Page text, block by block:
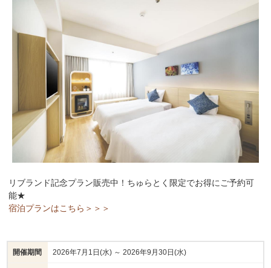
・ショートケーキ
・黒糖ロールケーキ
・抹茶ティラミス
【グラス系】
・グレープフルーツゼリー
・コーヒーゼリー
・苺のババロア
・パンナコッタ
・クレーム・ブリュレ
【中華デザート】
・杏仁豆腐
・台湾カステラ
・マンゴープリン
【パン系デザート】
・フレンチトースト
＊＊ドリンクコーナー＊＊
リブランド記念プラン販売中！ちゅらとく限定でお得にご予約可
能★
宿泊プランはこちら＞＞＞
開催期間 2026年7月1日(水) ～ 2026年9月30日(水)